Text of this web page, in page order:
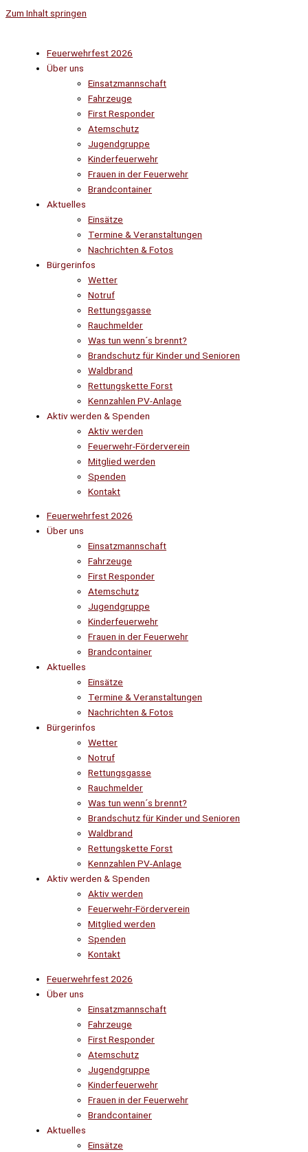
Zum Inhalt springen
Feuerwehrfest 2026
Über uns
Einsatzmannschaft
Fahrzeuge
First Responder
Atemschutz
Jugendgruppe
Kinderfeuerwehr
Frauen in der Feuerwehr
Brandcontainer
Aktuelles
Einsätze
Termine & Veranstaltungen
Nachrichten & Fotos
Bürgerinfos
Wetter
Notruf
Rettungsgasse
Rauchmelder
Was tun wenn´s brennt?
Brandschutz für Kinder und Senioren
Waldbrand
Rettungskette Forst
Kennzahlen PV-Anlage
Aktiv werden & Spenden
Aktiv werden
Feuerwehr-Förderverein
Mitglied werden
Spenden
Kontakt
Feuerwehrfest 2026
Über uns
Einsatzmannschaft
Fahrzeuge
First Responder
Atemschutz
Jugendgruppe
Kinderfeuerwehr
Frauen in der Feuerwehr
Brandcontainer
Aktuelles
Einsätze
Termine & Veranstaltungen
Nachrichten & Fotos
Bürgerinfos
Wetter
Notruf
Rettungsgasse
Rauchmelder
Was tun wenn´s brennt?
Brandschutz für Kinder und Senioren
Waldbrand
Rettungskette Forst
Kennzahlen PV-Anlage
Aktiv werden & Spenden
Aktiv werden
Feuerwehr-Förderverein
Mitglied werden
Spenden
Kontakt
Feuerwehrfest 2026
Über uns
Einsatzmannschaft
Fahrzeuge
First Responder
Atemschutz
Jugendgruppe
Kinderfeuerwehr
Frauen in der Feuerwehr
Brandcontainer
Aktuelles
Einsätze